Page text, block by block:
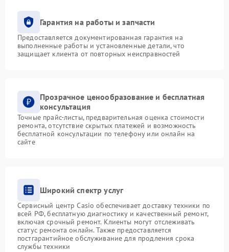
Гарантия на работы и запчасти
Предоставляется документированная гарантия на
выполненные работы и установленные детали, что
защищает клиента от повторных неисправностей
Прозрачное ценообразование и бесплатная
консультация
Точные прайс-листы, предварительная оценка стоимости
ремонта, отсутствие скрытых платежей и возможность
бесплатной консультации по телефону или онлайн на
сайте
Широкий спектр услуг
Сервисный центр Casio обеспечивает доставку техники по
всей РФ, бесплатную диагностику и качественный ремонт,
включая срочный ремонт. Клиенты могут отслеживать
статус ремонта онлайн. Также предоставляется
постгарантийное обслуживание для продления срока
службы техники